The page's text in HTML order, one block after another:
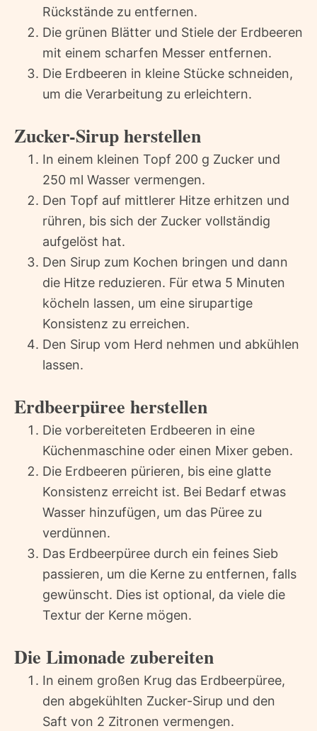
Rückstände zu entfernen.
Die grünen Blätter und Stiele der Erdbeeren
mit einem scharfen Messer entfernen.
Die Erdbeeren in kleine Stücke schneiden,
um die Verarbeitung zu erleichtern.
Zucker-Sirup herstellen
In einem kleinen Topf 200 g Zucker und
250 ml Wasser vermengen.
Den Topf auf mittlerer Hitze erhitzen und
rühren, bis sich der Zucker vollständig
aufgelöst hat.
Den Sirup zum Kochen bringen und dann
die Hitze reduzieren. Für etwa 5 Minuten
köcheln lassen, um eine sirupartige
Konsistenz zu erreichen.
Den Sirup vom Herd nehmen und abkühlen
lassen.
Erdbeerpüree herstellen
Die vorbereiteten Erdbeeren in eine
Küchenmaschine oder einen Mixer geben.
Die Erdbeeren pürieren, bis eine glatte
Konsistenz erreicht ist. Bei Bedarf etwas
Wasser hinzufügen, um das Püree zu
verdünnen.
Das Erdbeerpüree durch ein feines Sieb
passieren, um die Kerne zu entfernen, falls
gewünscht. Dies ist optional, da viele die
Textur der Kerne mögen.
Die Limonade zubereiten
In einem großen Krug das Erdbeerpüree,
den abgekühlten Zucker-Sirup und den
Saft von 2 Zitronen vermengen.